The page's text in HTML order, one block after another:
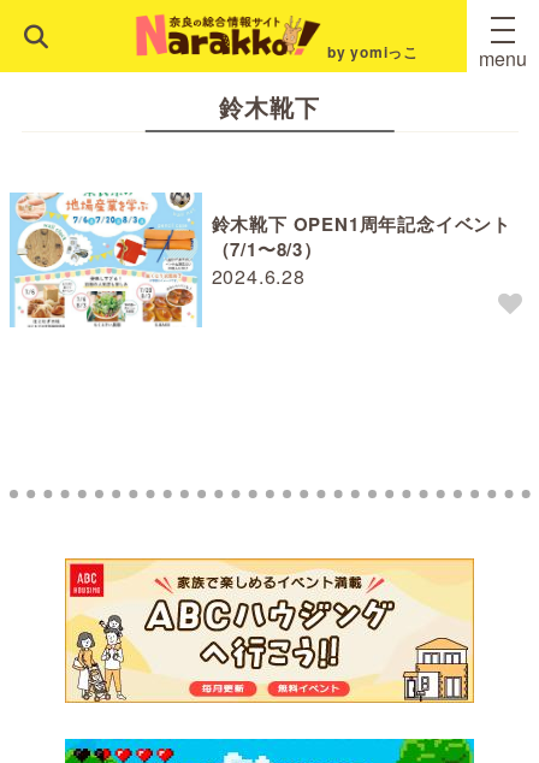
by yomiっこ menu
鈴木靴下
2024.6.28
鈴木靴下 OPEN1周年記念イベント
（7/1〜8/3）